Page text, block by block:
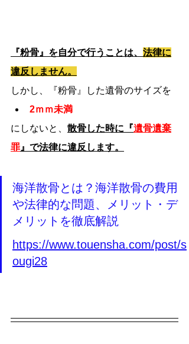
『粉骨』を自分で行うことは、 法律に
違反しません。
しかし、『粉骨』した遺骨のサイズを
2ｍｍ未満
にしないと、 散骨した時に『遺骨遺棄
罪 』で法律に違反します。
海洋散骨とは？海洋散骨の費用
や法律的な問題、メリット・デ
メリットを徹底解説
https://www.touensha.com/post/s
ougi28